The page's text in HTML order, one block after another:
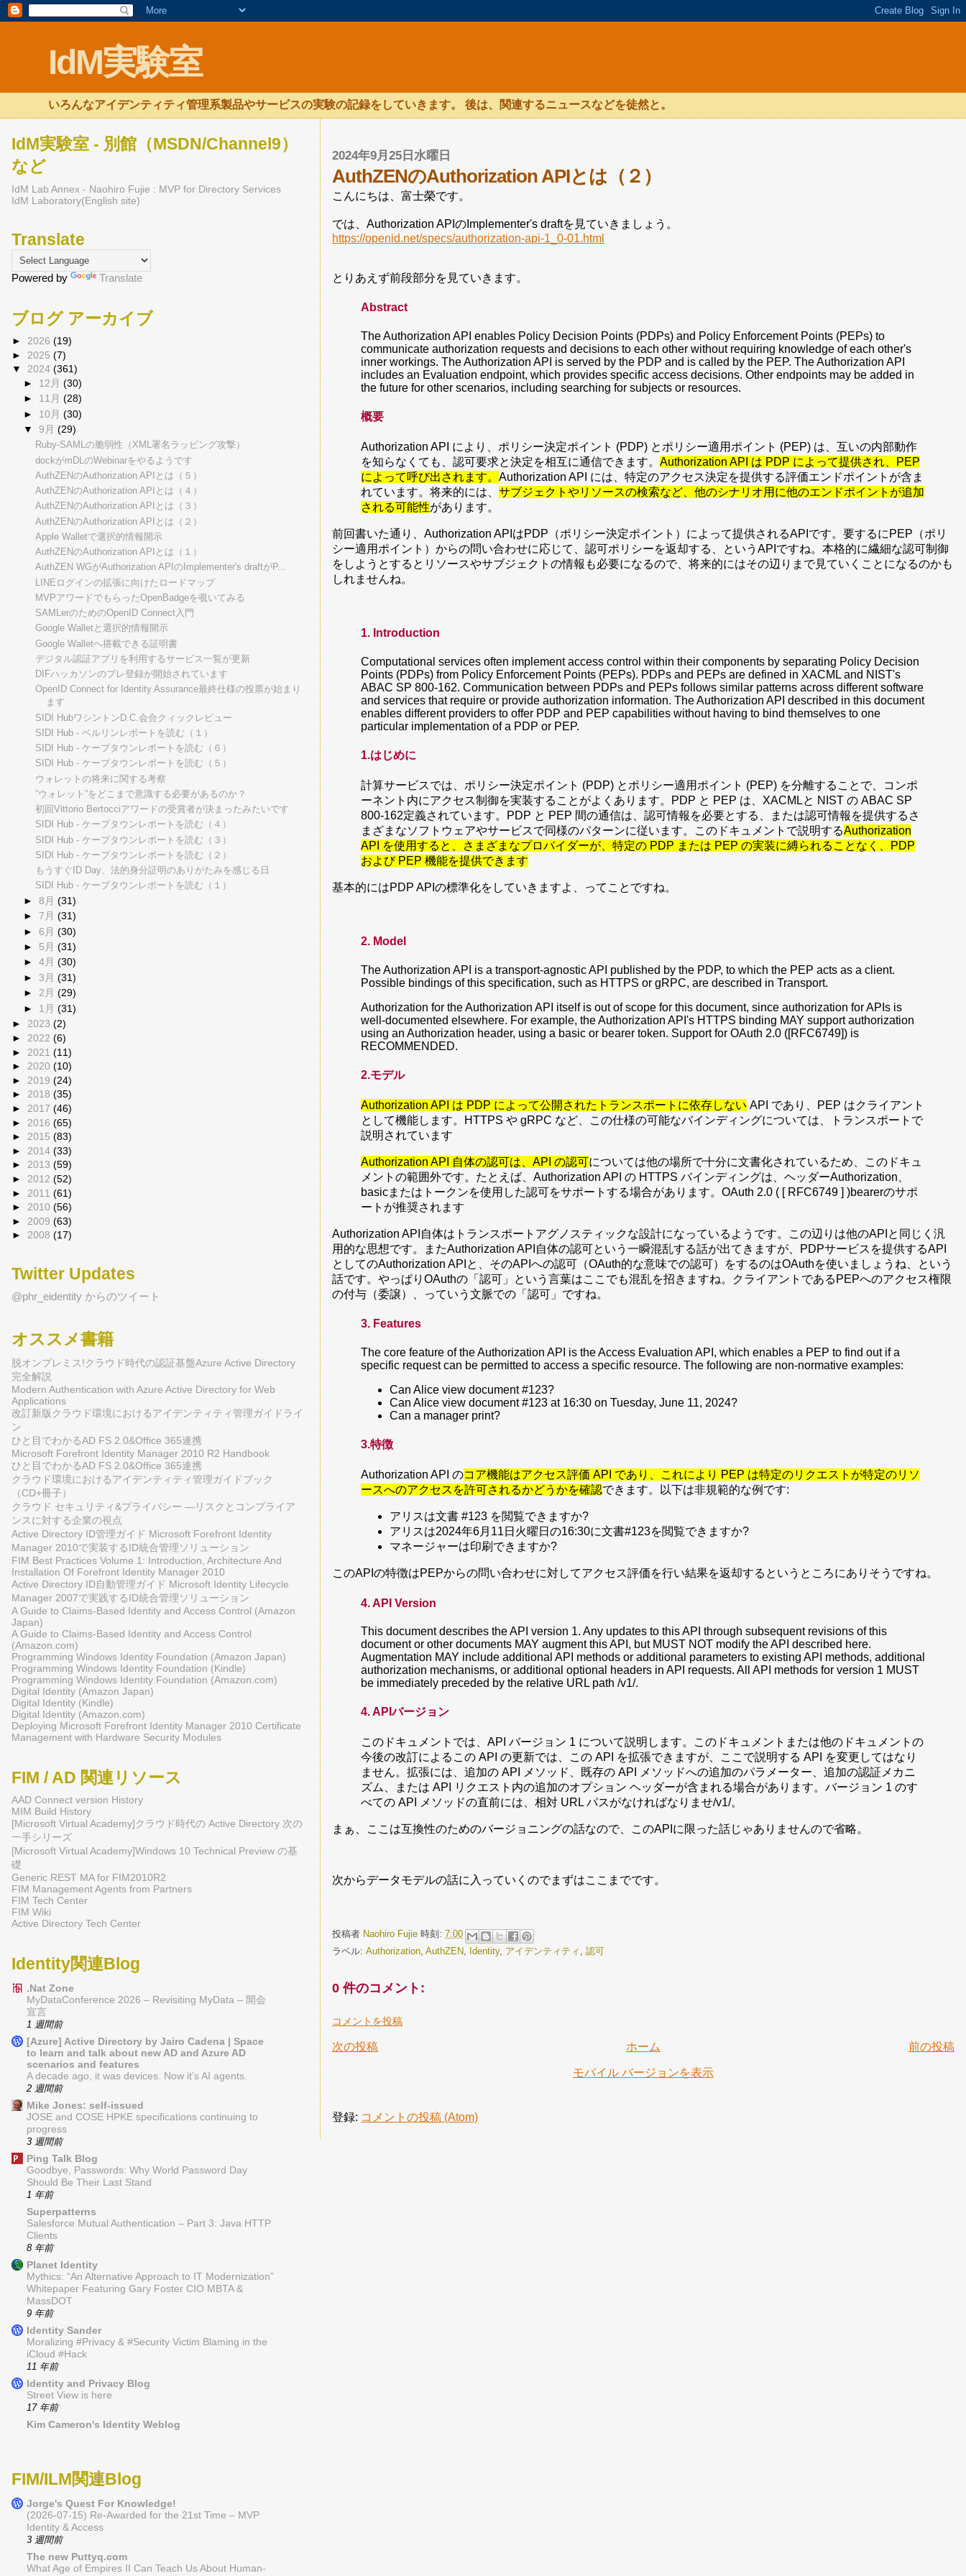
IdM実験室
いろんなアイデンティティ管理系製品やサービスの実験の記録をしていきます。 後は、関連するニュースなどを徒然と。
2024年9月25日水曜日
AuthZENのAuthorization APIとは（２）
こんにちは、富士榮です。
では、Authorization APIのImplementer's draftを見ていきましょう。
https://openid.net/specs/authorization-api-1_0-01.html
とりあえず前段部分を見ていきます。
Abstract
The Authorization API enables Policy Decision Points (PDPs) and Policy Enforcement Points (PEPs) to
communicate authorization requests and decisions to each other without requiring knowledge of each other's
inner workings. The Authorization API is served by the PDP and is called by the PEP. The Authorization API
includes an Evaluation endpoint, which provides specific access decisions. Other endpoints may be added in
the future for other scenarios, including searching for subjects or resources.
概要
Authorization API により、ポリシー決定ポイント (PDP) とポリシー適用ポイント (PEP) は、互いの内部動作
を知らなくても、認​​可要求と決定を相互に通信できます。Authorization API は PDP によって提供され、PEP
によって呼び出されます。Authorization API には、特定のアクセス決定を提供する評価エンドポイントが含ま
れています。将来的には、サブジェクトやリソースの検索など、他のシナリオ用に他のエンドポイントが追加
される可能性があります。
前回書いた通り、Authorization APIはPDP（ポリシー決定ポイント）によって提供されるAPIです。要するにPEP（ポリ
シー適用ポイント）からの問い合わせに応じて、認可ポリシーを返却する、というAPIですね。本格的に繊細な認可制御
をしようとするとリソースやサブジェクトの情報も必要になるので、将来的にはその辺りまで見ていくことになるのかも
しれませんね。
1. Introduction
Computational services often implement access control within their components by separating Policy Decision
Points (PDPs) from Policy Enforcement Points (PEPs). PDPs and PEPs are defined in XACML and NIST's
ABAC SP 800-162. Communication between PDPs and PEPs follows similar patterns across different software
and services that require or provide authorization information. The Authorization API described in this document
enables different providers to offer PDP and PEP capabilities without having to bind themselves to one
particular implementation of a PDP or PEP.
1.はじめに
計算サービスでは、ポリシー決定ポイント (PDP) とポリシー適用ポイント (PEP) を分離することで、コンポ
ーネント内にアクセス制御を実装することがよくあります。PDP と PEP は、XACMLと NIST の ABAC SP
800-162定義されています。PDP と PEP 間の通信は、認可情報を必要とする、または認可情報を提供するさ
まざまなソフトウェアやサービスで同様のパターンに従います。このドキュメントで説明するAuthorization
API を使用すると、さまざまなプロバイダーが、特定の PDP または PEP の実装に縛られることなく、PDP
および PEP 機能を提供できます
基本的にはPDP APIの標準化をしていきますよ、ってことですね。
2. Model
The Authorization API is a transport-agnostic API published by the PDP, to which the PEP acts as a client.
Possible bindings of this specification, such as HTTPS or gRPC, are described in Transport.
Authorization for the Authorization API itself is out of scope for this document, since authorization for APIs is
well-documented elsewhere. For example, the Authorization API's HTTPS binding MAY support authorization
using an Authorization header, using a basic or bearer token. Support for OAuth 2.0 ([RFC6749]) is
RECOMMENDED.
2.モデル
Authorization API は PDP によって公開されたトランスポートに依存しない API であり、PEP はクライアント
として機能します。HTTPS や gRPC など、この仕様の可能なバインディングについては、トランスポートで
説明されています
Authorization API 自体の認可は、API の認可については他の場所で十分に文書化されているため、このドキュ
メントの範囲外です。たとえば、Authorization API の HTTPS バインディングは、ヘッダーAuthorization、
basicまたはトークンを使用した認可をサポートする場合があります。OAuth 2.0 ( [ RFC6749 ] )bearerのサポ
ートが推奨されます
Authorization API自体はトランスポートアグノスティックな設計になっているようです。この辺りは他のAPIと同じく汎
用的な思想です。またAuthorization API自体の認可という一瞬混乱する話が出てきますが、PDPサービスを提供するAPI
としてのAuthorization APIと、そのAPIへの認可（OAuth的な意味での認可）をするのはOAuthを使いましょうね、という
話です。やっぱりOAuthの「認可」という言葉はここでも混乱を招きますね。クライアントであるPEPへのアクセス権限
の付与（委譲）、っていう文脈での「認可」ですね。
3. Features
The core feature of the Authorization API is the Access Evaluation API, which enables a PEP to find out if a
specific request can be permitted to access a specific resource. The following are non-normative examples:
Can Alice view document #123?
Can Alice view document #123 at 16:30 on Tuesday, June 11, 2024?
Can a manager print?
3.特徴
Authorization API のコア機能はアクセス評価 API であり、これにより PEP は特定のリクエストが特定のリソ
ースへのアクセスを許可されるかどうかを確認できます。以下は非規範的な例です:
アリスは文書 #123 を閲覧できますか?
アリスは2024年6月11日火曜日の16:30に文書#123を閲覧できますか?
マネージャーは印刷できますか?
このAPIの特徴はPEPからの問い合わせに対してアクセス評価を行い結果を返却するというところにありそうですね。
4. API Version
This document describes the API version 1. Any updates to this API through subsequent revisions of this
document or other documents MAY augment this API, but MUST NOT modify the API described here.
Augmentation MAY include additional API methods or additional parameters to existing API methods, additional
authorization mechanisms, or additional optional headers in API requests. All API methods for version 1 MUST
be immediately preceded by the relative URL path /v1/.
4. APIバージョン
このドキュメントでは、API バージョン 1 について説明します。このドキュメントまたは他のドキュメントの
今後の改訂によるこの API の更新では、この API を拡張できますが、ここで説明する API を変更してはなり
ません。拡張には、追加の API メソッド、既存の API メソッドへの追加のパラメーター、追加の認証メカニ
ズム、または API リクエスト内の追加のオプション ヘッダーが含まれる場合があります。バージョン 1 のす
べての API メソッドの直前には、相対 URL パスがなければなりませ/v1/。
まぁ、ここは互換性のためのバージョニングの話なので、このAPIに限った話じゃありませんので省略。
次からデータモデルの話に入っていくのでまずはここまでです。
投稿者 Naohiro Fujie 時刻:7:00
ラベル:Authorization ,AuthZEN Identity, アイデンティティ ,認可
0 件のコメント:
コメントを投稿
次の投稿 前の投稿
ホーム
モバイル バージョンを表示
登録: コメントの投稿 (Atom)
IdM実験室 - 別館（MSDN/Channel9）
など
IdM Lab Annex - Naohiro Fujie : MVP for Directory Services
IdM Laboratory(English site)
Translate
Powered by Translate
ブログ アーカイブ
► 2026 (19)
► 2025 (7)
▼ 2024 (361)
► 12月(30)
► 11月(28)
► 10月(30)
▼9月(29)
Ruby-SAMLの脆弱性（XML署名ラッピング攻撃）
dockがmDLのWebinarをやるようです
AuthZENのAuthorization APIとは（５）
AuthZENのAuthorization APIとは（４）
AuthZENのAuthorization APIとは（３）
AuthZENのAuthorization APIとは（２）
Apple Walletで選択的情報開示
AuthZENのAuthorization APIとは（１）
AuthZEN WGがAuthorization APIのImplementer's draftがP...
LINEログインの拡張に向けたロードマップ
MVPアワードでもらったOpenBadgeを覗いてみる
SAMLerのためのOpenID Connect入門
Google Walletと選択的情報開示
Google Walletへ搭載できる証明書
デジタル認証アプリを利用するサービス一覧が更新
DIFハッカソンのプレ登録が開始されています
OpenID Connect for Identity Assurance最終仕様の投票が始まり
ます
SIDI HubワシントンD.C.会合クィックレビュー
SIDI Hub - ベルリンレポートを読む（１）
SIDI Hub - ケープタウンレポートを読む（６）
SIDI Hub - ケープタウンレポートを読む（５）
ウォレットの将来に関する考察
”ウォレット”をどこまで意識する必要があるのか？
初回Vittorio Bertocciアワードの受賞者が決まったみたいです
SIDI Hub - ケープタウンレポートを読む（４）
SIDI Hub - ケープタウンレポートを読む（３）
SIDI Hub - ケープタウンレポートを読む（２）
もうすぐID Day、法的身分証明のありがたみを感じる日
SIDI Hub - ケープタウンレポートを読む（１）
►8月(31)
►7月(31)
►6月(30)
► 5月(31)
►4月(30)
► 3月(31)
►2月(29)
► 1月(31)
► 2023 (2)
► 2022 (6)
► 2021 (11)
► 2020 (10)
► 2019 (24)
► 2018 (35)
► 2017 (46)
► 2016 (65)
► 2015 (83)
► 2014 (33)
► 2013 (59)
► 2012 (52)
► 2011 (61)
► 2010 (56)
► 2009 (63)
► 2008 (17)
Twitter Updates
@phr_eidentity からのツイート
オススメ書籍
脱オンプレミス!クラウド時代の認証基盤Azure Active Directory
完全解説
Modern Authentication with Azure Active Directory for Web
Applications
改訂新版クラウド環境におけるアイデンティティ管理ガイドライ
ン
ひと目でわかるAD FS 2.0&Office 365連携
Microsoft Forefront Identity Manager 2010 R2 Handbook
ひと目でわかるAD FS 2.0&Office 365連携
クラウド環境におけるアイデンティティ管理ガイドブック
（CD+冊子）
クラウド セキュリティ&プライバシー ―リスクとコンプライア
ンスに対する企業の視点
Active Directory ID管理ガイド Microsoft Forefront Identity
Manager 2010で実装するID統合管理ソリューション
FIM Best Practices Volume 1: Introduction, Architecture And
Installation Of Forefront Identity Manager 2010
Active Directory ID自動管理ガイド Microsoft Identity Lifecycle
Manager 2007で実践するID統合管理ソリューション
A Guide to Claims-Based Identity and Access Control (Amazon
Japan)
A Guide to Claims-Based Identity and Access Control
(Amazon.com)
Programming Windows Identity Foundation (Amazon Japan)
Programming Windows Identity Foundation (Kindle)
Programming Windows Identity Foundation (Amazon.com)
Digital Identity (Amazon Japan)
Digital Identity (Kindle)
Digital Identity (Amazon.com)
Deploying Microsoft Forefront Identity Manager 2010 Certificate
Management with Hardware Security Modules
FIM / AD 関連リソース
AAD Connect version History
MIM Build History
[Microsoft Virtual Academy]クラウド時代の Active Directory 次の
一手シリーズ
[Microsoft Virtual Academy]Windows 10 Technical Preview の基
礎
Generic REST MA for FIM2010R2
FIM Management Agents from Partners
FIM Tech Center
FIM Wiki
Active Directory Tech Center
Identity関連Blog
.Nat Zone
MyDataConference 2026 – Revisiting MyData – 開会
宣言
1 週間前
[Azure] Active Directory by Jairo Cadena | Space
to learn and talk about new AD and Azure AD
scenarios and features
A decade ago, it was devices. Now it’s AI agents.
2 週間前
Mike Jones: self-issued
JOSE and COSE HPKE specifications continuing to
progress
3 週間前
Ping Talk Blog
Goodbye, Passwords: Why World Password Day
Should Be Their Last Stand
1 年前
Superpatterns
Salesforce Mutual Authentication – Part 3: Java HTTP
Clients
8 年前
Planet Identity
Mythics: “An Alternative Approach to IT Modernization”
Whitepaper Featuring Gary Foster CIO MBTA &
MassDOT
9 年前
Identity Sander
Moralizing #Privacy & #Security Victim Blaming in the
iCloud #Hack
11 年前
Identity and Privacy Blog
Street View is here
17 年前
Kim Cameron's Identity Weblog
FIM/ILM関連Blog
Jorge's Quest For Knowledge!
(2026-07-15) Re-Awarded for the 21st Time – MVP
Identity & Access
3 週間前
The new Puttyq.com
What Age of Empires II Can Teach Us About Human-